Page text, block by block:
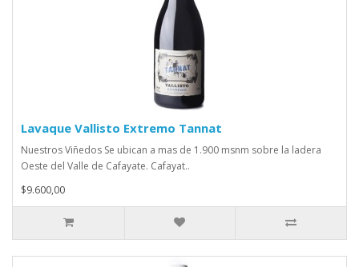
Lavaque Vallisto Extremo Tannat
Nuestros Viñedos Se ubican a mas de 1.900 msnm sobre la ladera
Oeste del Valle de Cafayate. Cafayat..
$9.600,00